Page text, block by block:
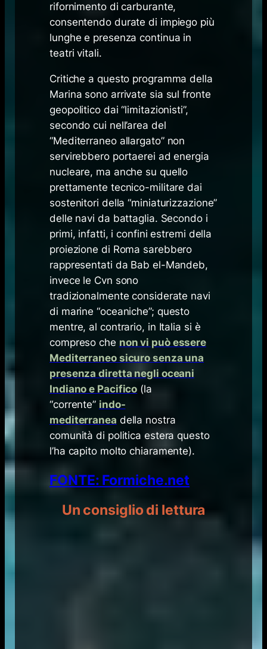
rifornimento di carburante,
consentendo durate di impiego più
lunghe e presenza continua in
teatri vitali.
Critiche a questo programma della
Marina sono arrivate sia sul fronte
geopolitico dai “limitazionisti”,
secondo cui nell’area del
“Mediterraneo allargato” non
servirebbero portaerei ad energia
nucleare, ma anche su quello
prettamente tecnico-militare dai
sostenitori della “miniaturizzazione”
delle navi da battaglia. Secondo i
primi, infatti, i confini estremi della
proiezione di Roma sarebbero
rappresentati da Bab el-Mandeb,
invece le Cvn sono
tradizionalmente considerate navi
di marine “oceaniche”; questo
mentre, al contrario, in Italia si è
compreso che non vi può essere
Mediterraneo sicuro senza una
presenza diretta negli oceani
Indiano e Pacifico (la
“corrente” indo-
mediterranea della nostra
comunità di politica estera questo
l’ha capito molto chiaramente).
FONTE: Formiche.net
Un consiglio di lettura